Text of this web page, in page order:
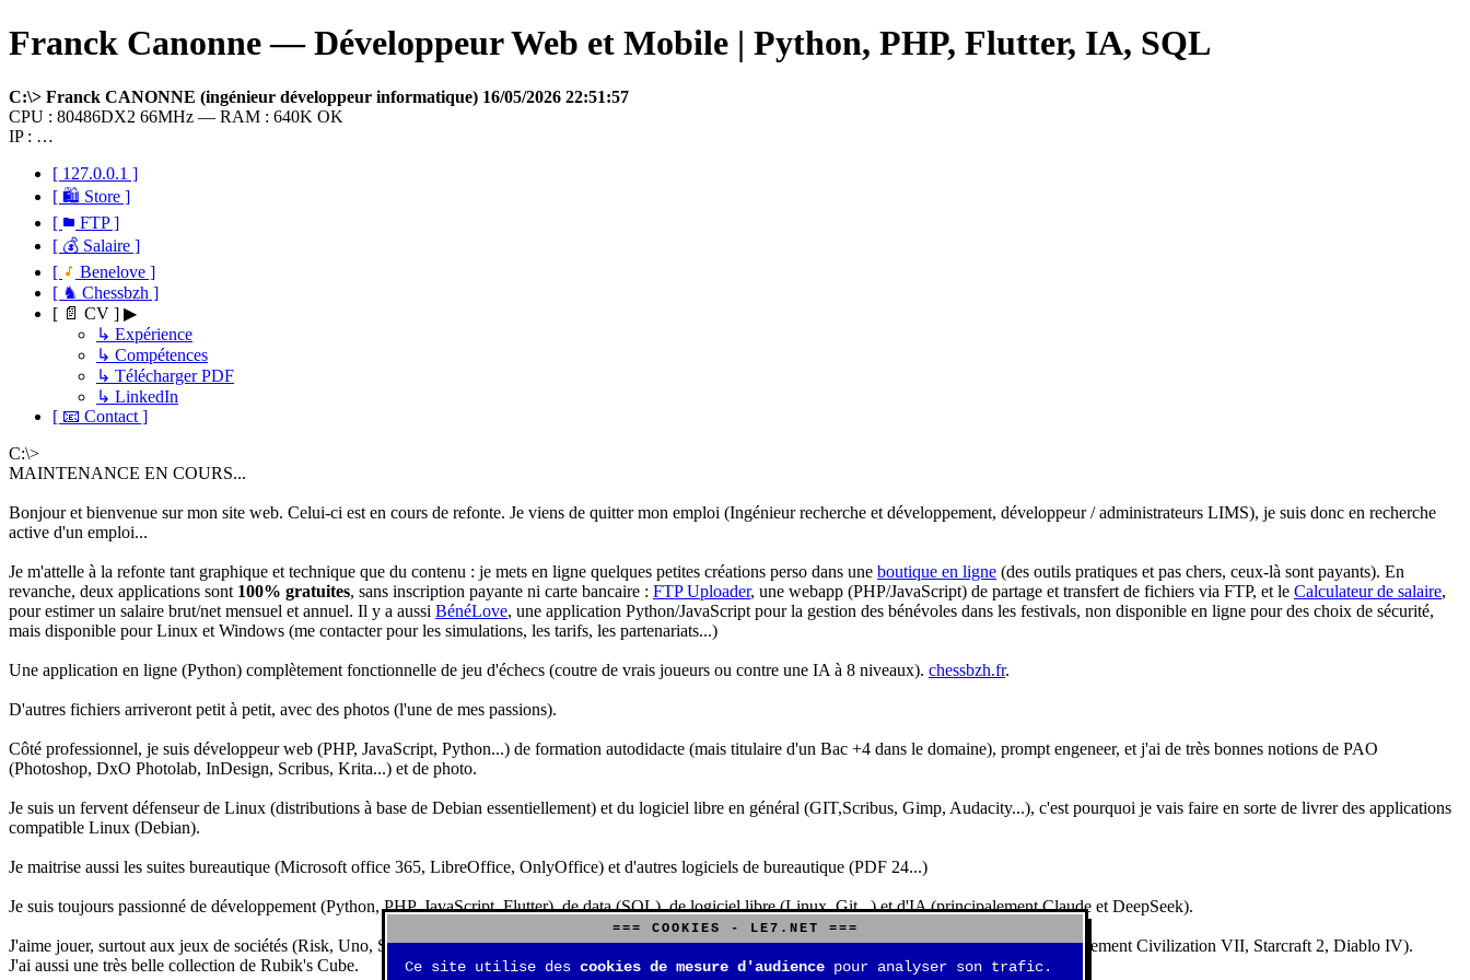
Franck Canonne — Développeur Web et Mobile | Python, PHP, Flutter, IA, SQL
C:\> Franck CANONNE (ingénieur développeur informatique) 16/05/2026 22:51:57
CPU : 80486DX2 66MHz — RAM : 640K OK
IP : …
[ 127.0.0.1 ]
[ 🛍 Store ]
[
FTP ]
[ 💰 Salaire ]
[
Benelove ]
[ ♞ Chessbzh ]
[ 📄 CV ] ▶
↳ Expérience
↳ Compétences
↳ Télécharger PDF
↳ LinkedIn
[ 📧 Contact ]
C:\>
MAINTENANCE EN COURS...
Bonjour et bienvenue sur mon site web. Celui-ci est en cours de refonte. Je viens de quitter mon emploi (Ingénieur recherche et développement, développeur / administrateurs LIMS), je suis donc en recherche
active d'un emploi...
Je m'attelle à la refonte tant graphique et technique que du contenu : je mets en ligne quelques petites créations perso dans une boutique en ligne (des outils pratiques et pas chers, ceux-là sont payants). En
revanche, deux applications sont 100% gratuites, sans inscription payante ni carte bancaire : FTP Uploader, une webapp (PHP/JavaScript) de partage et transfert de fichiers via FTP, et le Calculateur de salaire,
pour estimer un salaire brut/net mensuel et annuel. Il y a aussi BénéLove, une application Python/JavaScript pour la gestion des bénévoles dans les festivals, non disponible en ligne pour des choix de sécurité,
mais disponible pour Linux et Windows (me contacter pour les simulations, les tarifs, les partenariats...)
Une application en ligne (Python) complètement fonctionnelle de jeu d'échecs (coutre de vrais joueurs ou contre une IA à 8 niveaux). chessbzh.fr.
D'autres fichiers arriveront petit à petit, avec des photos (l'une de mes passions).
Côté professionnel, je suis développeur web (PHP, JavaScript, Python...) de formation autodidacte (mais titulaire d'un Bac +4 dans le domaine), prompt engeneer, et j'ai de très bonnes notions de PAO
(Photoshop, DxO Photolab, InDesign, Scribus, Krita...) et de photo.
Je suis un fervent défenseur de Linux (distributions à base de Debian essentiellement) et du logiciel libre en général (GIT,Scribus, Gimp, Audacity...), c'est pourquoi je vais faire en sorte de livrer des applications
compatible Linux (Debian).
Je maitrise aussi les suites bureautique (Microsoft office 365, LibreOffice, OnlyOffice) et d'autres logiciels de bureautique (PDF 24...)
Je suis toujours passionné de développement (Python, PHP, JavaScript, Flutter), de data (SQL), de logiciel libre (Linux, Git...) et d'IA (principalement Claude et DeepSeek).
J'aime jouer, surtout aux jeux de sociétés (Risk, Uno, Scrabble...), mais aussi aux jeux de stratégie (Echecs, Go, Quarto, Tock...) et aux jeux vidéos (essentiellement Civilization VII, Starcraft 2, Diablo IV).
J'ai aussi une très belle collection de Rubik's Cube.
=== COOKIES - LE7.NET ===
Ce site utilise des cookies de mesure d'audience pour analyser son trafic.